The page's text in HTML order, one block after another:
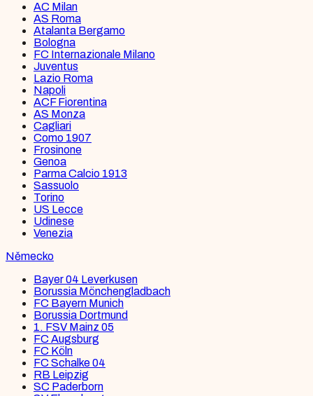
AC Milan
AS Roma
Atalanta Bergamo
Bologna
FC Internazionale Milano
Juventus
Lazio Roma
Napoli
ACF Fiorentina
AS Monza
Cagliari
Como 1907
Frosinone
Genoa
Parma Calcio 1913
Sassuolo
Torino
US Lecce
Udinese
Venezia
Německo
Bayer 04 Leverkusen
Borussia Mönchengladbach
FC Bayern Munich
Borussia Dortmund
1. FSV Mainz 05
FC Augsburg
FC Köln
FC Schalke 04
RB Leipzig
SC Paderborn